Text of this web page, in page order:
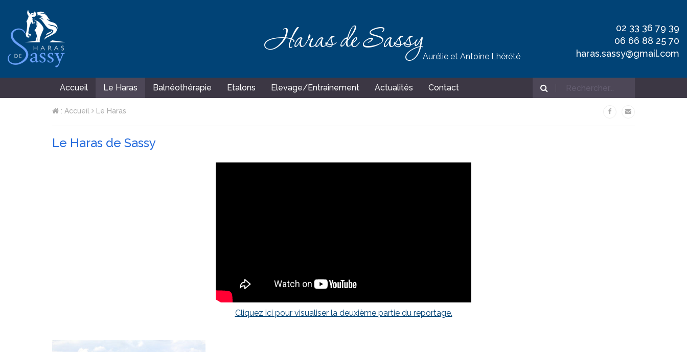
Haras de SassyAurélie et Antoine Lhérété
02 33 36 79 39
06 66 88 25 70
haras.sassy@gmail.com
Accueil Le Haras Balnéothérapie Etalons Elevage/Entraînement Actualités Contact
: Accueil Le Haras
Le Haras de Sassy
Cliquez ici pour visualiser la deuxième partie du reportage.